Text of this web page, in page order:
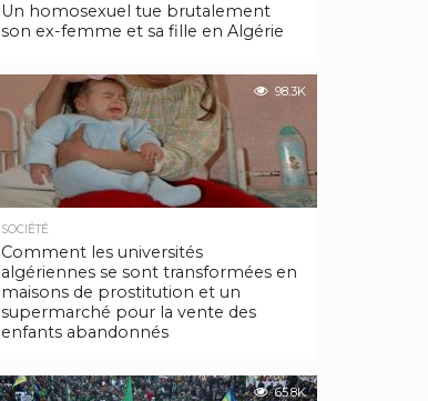
Un homosexuel tue brutalement
son ex-femme et sa fille en Algérie
98.3K
SOCIÉTÉ
Comment les universités
algériennes se sont transformées en
maisons de prostitution et un
supermarché pour la vente des
enfants abandonnés
65.8K